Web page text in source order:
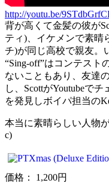
http://youtu.be/
背が高くて金髪の彼が
ティ)、イケメンで素晴
チ)が同じ高校で親友。
“Sing-off”はコンテスト
ないこともあり、友達
し、ScottがYoutubeで
を発見しボイパ担当の
本当に素晴らしい人物
c)
価格： 1,200円